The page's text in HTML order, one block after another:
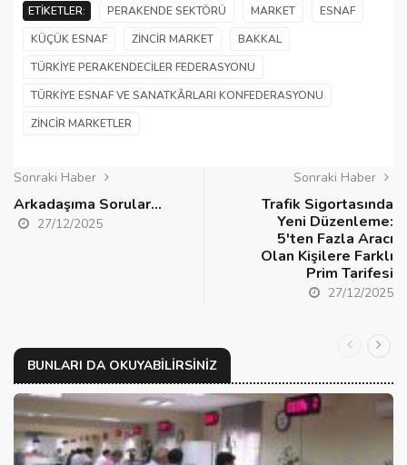
ETIKETLER: PERAKENDE SEKTÖRÜ MARKET
ESNAF
KÜÇÜK ESNAF
ZINCIR MARKET
BAKKAL
TÜRKIYE PERAKENDECILER FEDERASYONU
TÜRKIYE ESNAF VE SANATKÂRLARI KONFEDERASYONU
ZINCIR MARKETLER
Sonraki Haber
Arkadaşıma Sorular...
27/12/2025
Sonraki Haber
Trafik Sigortasında
Yeni Düzenleme:
5'ten Fazla Aracı
Olan Kişilere Farklı
Prim Tarifesi
27/12/2025
BUNLARI DA OKUYABILIRSINIZ